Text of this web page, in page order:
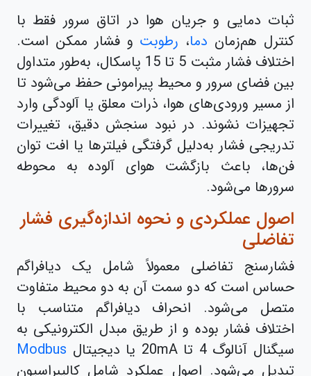
ثبات دمایی و جریان هوا در اتاق سرور فقط با
کنترل هم‌زمان دما، رطوبت و فشار ممکن است.
اختلاف فشار مثبت 5 تا 15 پاسکال، به‌طور متداول
بین فضای سرور و محیط پیرامونی حفظ می‌شود تا
از مسیر ورودی‌های هوا، ذرات معلق یا آلودگی وارد
تجهیزات نشوند. در نبود سنجش دقیق، تغییرات
تدریجی فشار به‌دلیل گرفتگی فیلترها یا افت توان
فن‌ها، باعث بازگشت هوای آلوده به محوطه
سرورها می‌شود.
اصول عملکردی و نحوه اندازه‌گیری فشار
تفاضلی
فشارسنج تفاضلی معمولاً شامل یک دیافراگم
حساس است که دو سمت آن به دو محیط متفاوت
متصل می‌شود. انحراف دیافراگم متناسب با
اختلاف فشار بوده و از طریق مبدل الکترونیکی به
سیگنال آنالوگ 4 تا 20mA یا دیجیتال
Modbus
تبدیل می‌شود. اصول عملکرد شامل کالیبراسیون